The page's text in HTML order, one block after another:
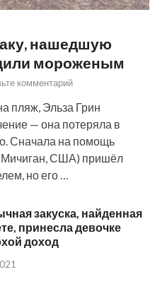
нашедшую
мороженым
комментарий
пляж, Эльза Грин
— она потеряла в
Сначала на помощь
США) пришёл
но его …
закуска, найденная
принесла девочке
доход